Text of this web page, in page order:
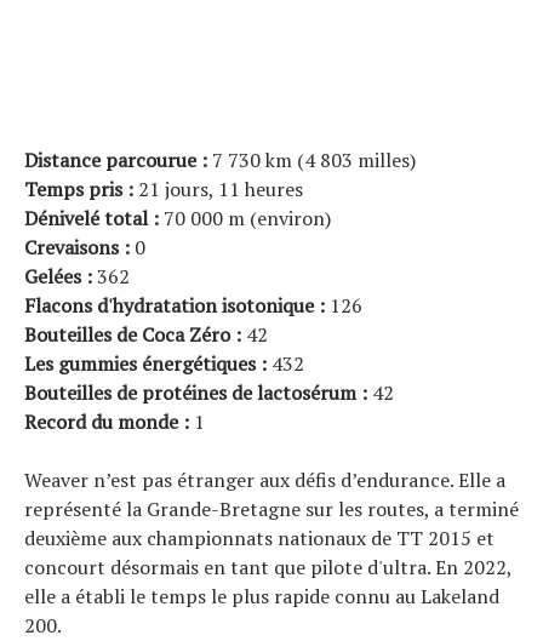
Distance parcourue : 7 730 km (4 803 milles)
Temps pris : 21 jours, 11 heures
Dénivelé total : 70 000 m (environ)
Crevaisons : 0
Gelées :362
Flacons d'hydratation isotonique : 126
Bouteilles de Coca Zéro : 42
Les gummies énergétiques : 432
Bouteilles de protéines de lactosérum : 42
Record du monde : 1
Weaver n’est pas étranger aux défis d’endurance. Elle a
représenté la Grande-Bretagne sur les routes, a terminé
deuxième aux championnats nationaux de TT 2015 et
concourt désormais en tant que pilote d'ultra. En 2022,
elle a établi le temps le plus rapide connu au Lakeland
200.